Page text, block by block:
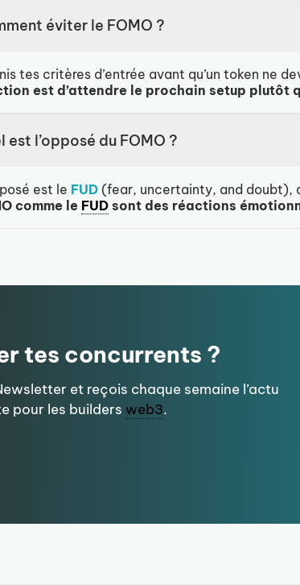
éviter le FOMO ?
tes critères d’entrée avant qu’un token ne
est d’attendre le prochain setup plutôt
est l’opposé du FOMO ?
est le FUD (fear, uncertainty, and doubt),
comme le FUD sont des réactions
tes concurrents ?
et reçois chaque semaine l’actu
pour les builders web3.